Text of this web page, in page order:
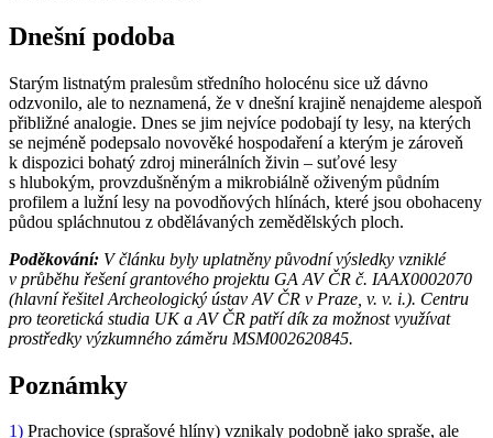
Dnešní podoba
Starým listnatým pralesům středního holocénu sice už dávno
odzvonilo, ale to neznamená, že v dnešní krajině nenajdeme alespoň
přibližné analogie. Dnes se jim nejvíce podobají ty lesy, na kterých
se nejméně podepsalo novověké hospodaření a kterým je zároveň
k dispozici bohatý zdroj minerálních živin – suťové lesy
s hlubokým, provzdušněným a mikrobiálně oživeným půdním
profilem a lužní lesy na povodňových hlínách, které jsou obohaceny
půdou spláchnutou z obdělávaných zemědělských ploch.
Poděkování: V článku byly uplatněny původní výsledky vzniklé
v průběhu řešení grantového projektu GA AV ČR č. IAAX0002070
(hlavní řešitel Archeologický ústav AV ČR v Praze, v. v. i.). Centru
pro teoretická studia UK a AV ČR patří dík za možnost využívat
prostředky výzkumného záměru MSM002620845.
Poznámky
1) Prachovice (sprašové hlíny) vznikaly podobně jako spraše, ale